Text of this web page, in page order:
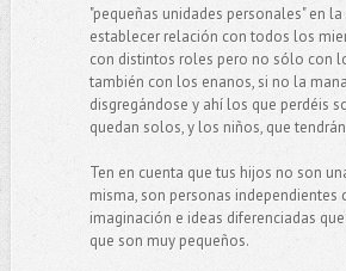
"pequeñas unidades personales" en
establecer relación con todos los
con distintos roles pero no sólo con
también con los enanos, si no la
disgregándose y ahí los que perdéis
quedan solos, y los niños, que
Ten en cuenta que tus hijos no son
misma, son personas independientes
imaginación e ideas diferenciadas
que son muy pequeños.